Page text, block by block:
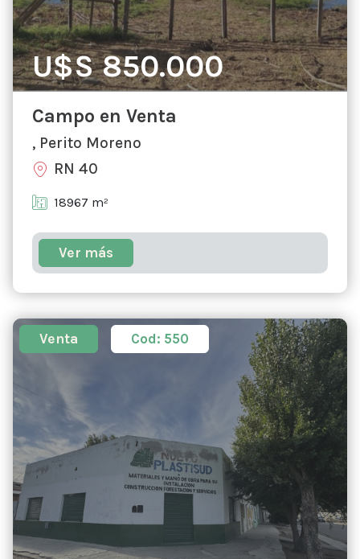
U$S 850.000
Campo en Venta
, Perito Moreno
RN 40
18967 m²
Ver más
Venta Cod: 550